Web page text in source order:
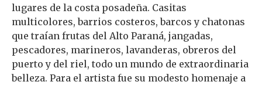
lugares de la costa posadeña. Casitas
multicolores, barrios costeros, barcos y chatonas
que traían frutas del Alto Paraná, jangadas,
pescadores, marineros, lavanderas, obreros del
puerto y del riel, todo un mundo de extraordinaria
belleza. Para el artista fue su modesto homenaje a